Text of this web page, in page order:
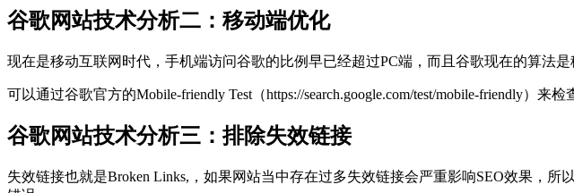
谷歌网站技术分析二：移动端优化
现在是移动互联网时代，手机端访问谷歌的比例早已经超过PC端，而且谷歌现在的算法
可以通过谷歌官方的Mobile-friendly Test（https://search.google.com/test/mobile-friendly）
谷歌网站技术分析三：排除失效链接
失效链接也就是Broken Links,，如果网站当中存在过多失效链接会严重影响SEO效果，所